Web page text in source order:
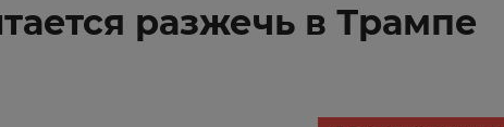
разжечь в Трампе